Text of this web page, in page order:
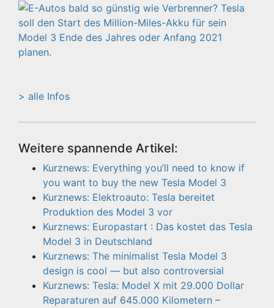
> alle Infos
Weitere spannende Artikel:
Kurznews: Everything you’ll need to know if
you want to buy the new Tesla Model 3
Kurznews: Elektroauto: Tesla bereitet
Produktion des Model 3 vor
Kurznews: Europastart : Das kostet das Tesla
Model 3 in Deutschland
Kurznews: The minimalist Tesla Model 3
design is cool — but also controversial
Kurznews: Tesla: Model X mit 29.000 Dollar
Reparaturen auf 645.000 Kilometern –